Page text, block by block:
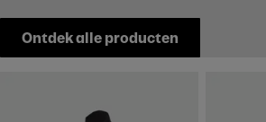
Ontdek alle producten